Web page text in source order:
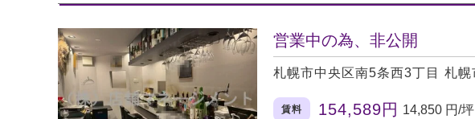
営業中の為、非公開
札幌市中央区南5条西3丁目 札幌
賃料 154,589円 14,850 円/坪